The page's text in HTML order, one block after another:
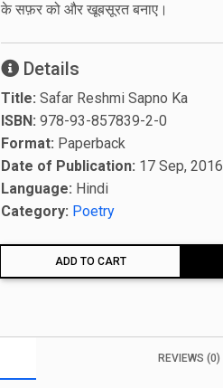
के सफ़र को और खूबसूरत बनाए।
Details
Title: Safar Reshmi Sapno Ka
ISBN: 978-93-857839-2-0
Format: Paperback
Date of Publication: 17 Sep, 2016
Language: Hindi
Category: Poetry
ADD TO CART
REVIEWS (0)